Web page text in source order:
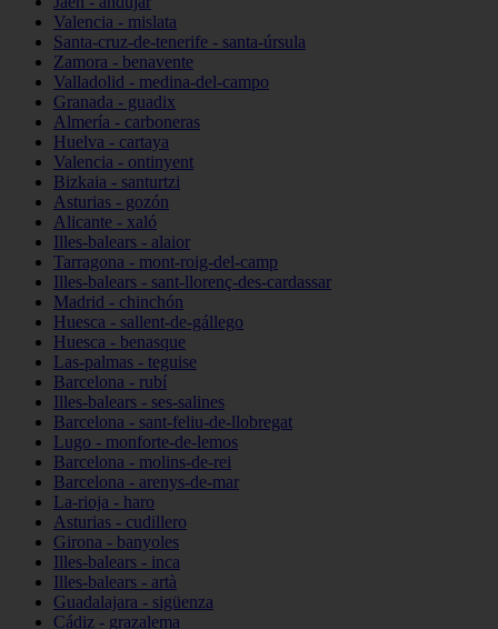
Valencia - mislata
Santa-cruz-de-tenerife - santa-úrsula
Zamora - benavente
Valladolid - medina-del-campo
Granada - guadix
Almería - carboneras
Huelva - cartaya
Valencia - ontinyent
Bizkaia - santurtzi
Asturias - gozón
Alicante - xaló
Illes-balears - alaior
Tarragona - mont-roig-del-camp
Illes-balears - sant-llorenç-des-cardassar
Madrid - chinchón
Huesca - sallent-de-gállego
Huesca - benasque
Las-palmas - teguise
Barcelona - rubí
Illes-balears - ses-salines
Barcelona - sant-feliu-de-llobregat
Lugo - monforte-de-lemos
Barcelona - molins-de-rei
Barcelona - arenys-de-mar
La-rioja - haro
Asturias - cudillero
Girona - banyoles
Illes-balears - inca
Illes-balears - artà
Guadalajara - sigüenza
Cádiz - grazalema